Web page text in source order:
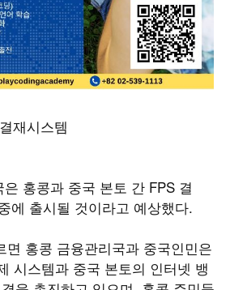
재시스템
홍콩과 중국 본토 간 FPS 결
에 출시될 것이라고 예상했다.
면 홍콩 금융관리국과 중국인민은
시스템과 중국 본토의 인터넷 뱅